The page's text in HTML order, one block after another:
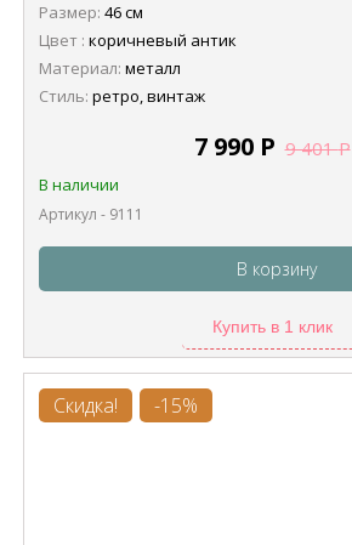
Размер: 46 см
Цвет : коричневый антик
Материал: металл
Стиль: ретро, винтаж
7 990 Р 9 401Р
В наличии
Артикул - 9111
В корзину
Купить в 1 клик
Скидка! -15%